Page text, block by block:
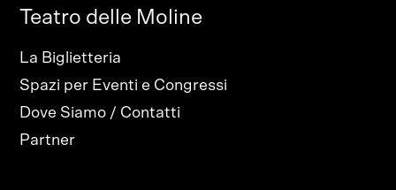
Teatro delle Moline
La Biglietteria
Spazi per Eventi e Congressi
Dove Siamo / Contatti
Partner